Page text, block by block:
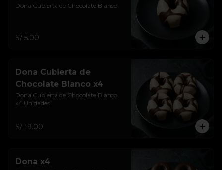
Dona Cubierta de Chocolate Blanco
S/ 5.00
Dona Cubierta de
Chocolate Blanco x4
Dona Cubierta de Chocolate Blanco
x4 Unidades
S/ 19.00
Dona x4